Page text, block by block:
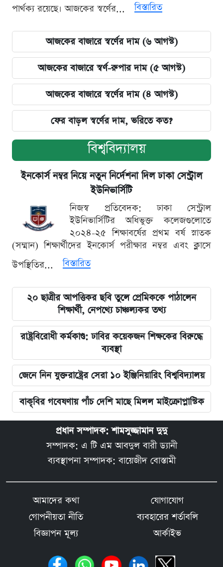
পার্থক্য রয়েছে। আজকের স্বর্ণের...
বিস্তারিত
আজকের বাজারে স্বর্ণের দাম (৬ আগস্ট)
আজকের বাজারে স্বর্ণ-রুপার দাম (৫ আগস্ট)
আজকের বাজারে স্বর্ণের দাম (৪ আগস্ট)
ফের বাড়ল স্বর্ণের দাম, ভরিতে কত?
বিশ্ববিদ্যালয়
ইনকোর্স নম্বর নিয়ে নতুন নির্দেশনা দিল ঢাকা সেন্ট্রাল
ইউনিভার্সিটি
নিজস্ব প্রতিবেদক: ঢাকা সেন্ট্রাল
ইউনিভার্সিটির অধিভুক্ত কলেজগুলোতে
২০২৪-২৫ শিক্ষাবর্ষের প্রথম বর্ষ স্নাতক
(সম্মান) শিক্ষার্থীদের ইনকোর্স পরীক্ষার নম্বর এবং ক্লাসে
উপস্থিতির...
বিস্তারিত
২০ ছাত্রীর আপত্তিকর ছবি তুলে প্রেমিককে পাঠালেন
শিক্ষার্থী, নেপথ্যে চাঞ্চল্যকর তথ্য
রাষ্ট্রবিরোধী কর্মকাণ্ড: ঢাবির কয়েকজন শিক্ষকের বিরুদ্ধে
ব্যবস্থা
জেনে নিন যুক্তরাষ্ট্রের সেরা ১০ ইঞ্জিনিয়ারিং বিশ্ববিদ্যালয়
বাকৃবির গবেষণায় পাঁচ দেশি মাছে মিলল মাইক্রোপ্লাস্টিক
প্রধান সম্পাদক: শামসুজ্জামান দুদু
সম্পাদক: এ টি এম আবদুল বারী ড্যানী
ব্যবস্থাপনা সম্পাদক: বায়েজীদ বোস্তামী
আমাদের কথা
যোগাযোগ
গোপনীয়তা নীতি
ব্যবহারের শর্তাবলি
বিজ্ঞাপন মূল্য
আর্কাইভ